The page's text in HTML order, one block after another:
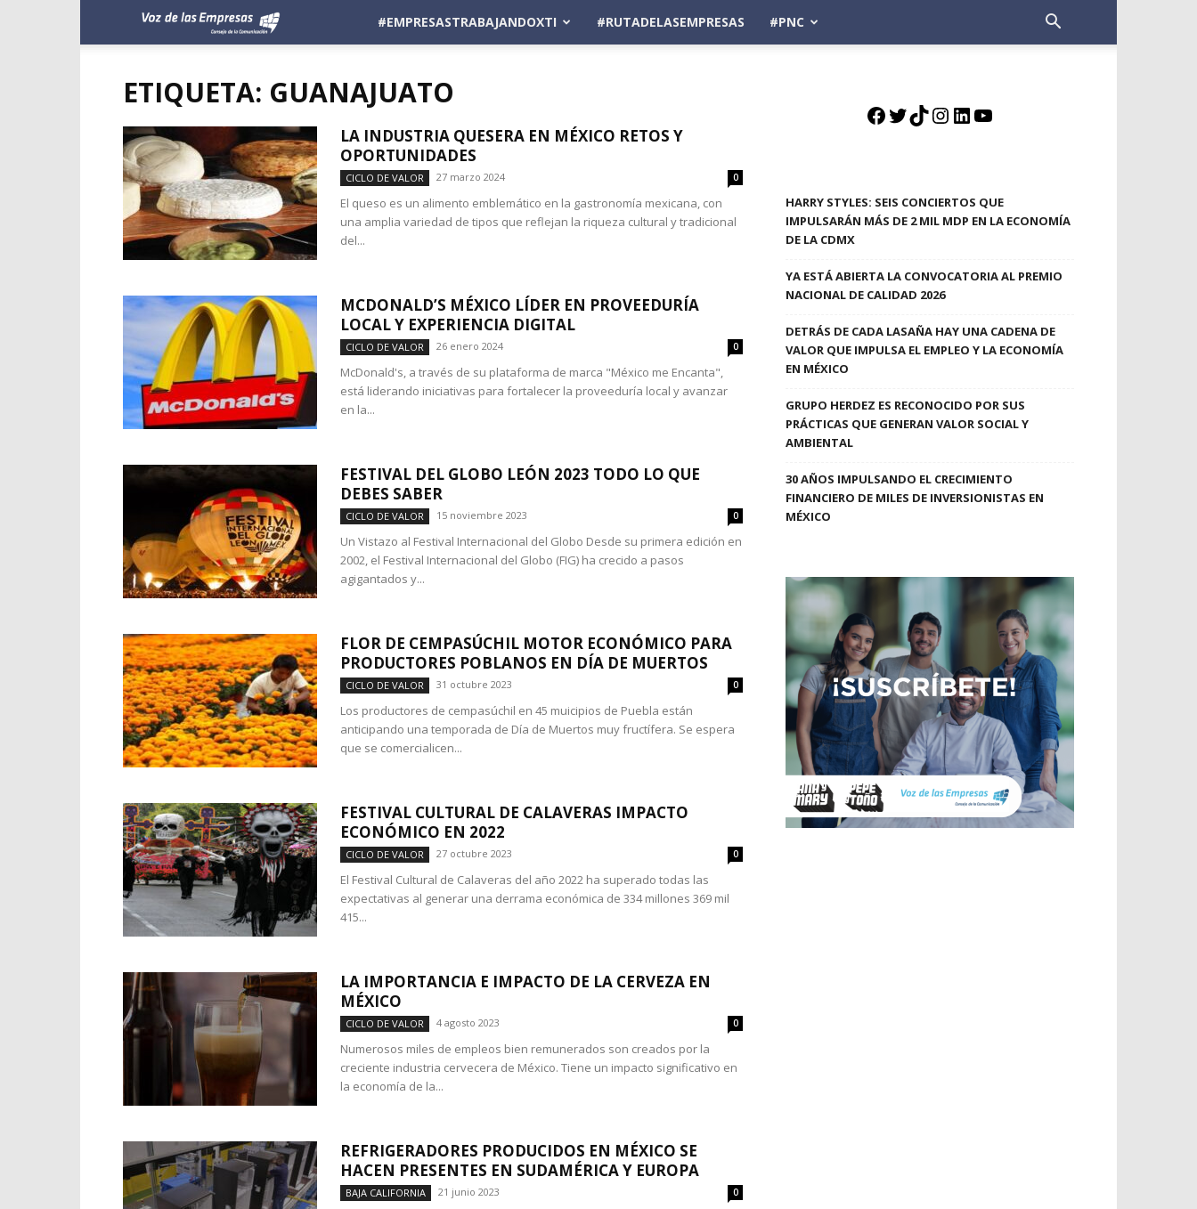
Empresas
#EMPRESASTRABAJANDOXTI #RUTADELASEMPRESAS #PNC
ETIQUETA: GUANAJUATO
LA INDUSTRIA QUESERA EN MÉXICO RETOS Y
OPORTUNIDADES
CICLO DE VALOR 27 marzo 2024 0
El queso es un alimento emblemático en la gastronomía mexicana, con
una amplia variedad de tipos que reflejan la riqueza cultural y tradicional
del...
MCDONALD’S MÉXICO LÍDER EN PROVEEDURÍA
LOCAL Y EXPERIENCIA DIGITAL
CICLO DE VALOR 26 enero 2024 0
McDonald's, a través de su plataforma de marca "México me Encanta",
está liderando iniciativas para fortalecer la proveeduría local y avanzar
en la...
FESTIVAL DEL GLOBO LEÓN 2023 TODO LO QUE
DEBES SABER
CICLO DE VALOR 15 noviembre 2023 0
Un Vistazo al Festival Internacional del Globo Desde su primera edición en
2002, el Festival Internacional del Globo (FIG) ha crecido a pasos
agigantados y...
FLOR DE CEMPASÚCHIL MOTOR ECONÓMICO PARA
PRODUCTORES POBLANOS EN DÍA DE MUERTOS
CICLO DE VALOR 31 octubre 2023 0
Los productores de cempasúchil en 45 muicipios de Puebla están
anticipando una temporada de Día de Muertos muy fructífera. Se espera
que se comercialicen...
FESTIVAL CULTURAL DE CALAVERAS IMPACTO
ECONÓMICO EN 2022
CICLO DE VALOR 27 octubre 2023 0
El Festival Cultural de Calaveras del año 2022 ha superado todas las
expectativas al generar una derrama económica de 334 millones 369 mil
415...
LA IMPORTANCIA E IMPACTO DE LA CERVEZA EN
MÉXICO
CICLO DE VALOR 4 agosto 2023 0
Numerosos miles de empleos bien remunerados son creados por la
creciente industria cervecera de México. Tiene un impacto significativo en
la economía de la...
REFRIGERADORES PRODUCIDOS EN MÉXICO SE
HACEN PRESENTES EN SUDAMÉRICA Y EUROPA
BAJA CALIFORNIA 21 junio 2023 0
Facebook
Twitter
TikTok
Instagram
LinkedIn
YouTube
HARRY STYLES: SEIS CONCIERTOS QUE
IMPULSARÁN MÁS DE 2 MIL MDP EN LA ECONOMÍA
DE LA CDMX
YA ESTÁ ABIERTA LA CONVOCATORIA AL PREMIO
NACIONAL DE CALIDAD 2026
DETRÁS DE CADA LASAÑA HAY UNA CADENA DE
VALOR QUE IMPULSA EL EMPLEO Y LA ECONOMÍA
EN MÉXICO
GRUPO HERDEZ ES RECONOCIDO POR SUS
PRÁCTICAS QUE GENERAN VALOR SOCIAL Y
AMBIENTAL
30 AÑOS IMPULSANDO EL CRECIMIENTO
FINANCIERO DE MILES DE INVERSIONISTAS EN
MÉXICO